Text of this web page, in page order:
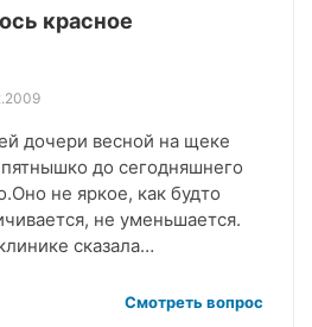
красное
дочери весной на щеке
до сегодняшнего
не яркое, как будто
не уменьшается.
сказала…
Смотреть вопрос